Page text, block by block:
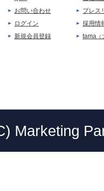
お問い合わせ
ログイン
新規会員登録
プレス
採用情
tama
Marketing